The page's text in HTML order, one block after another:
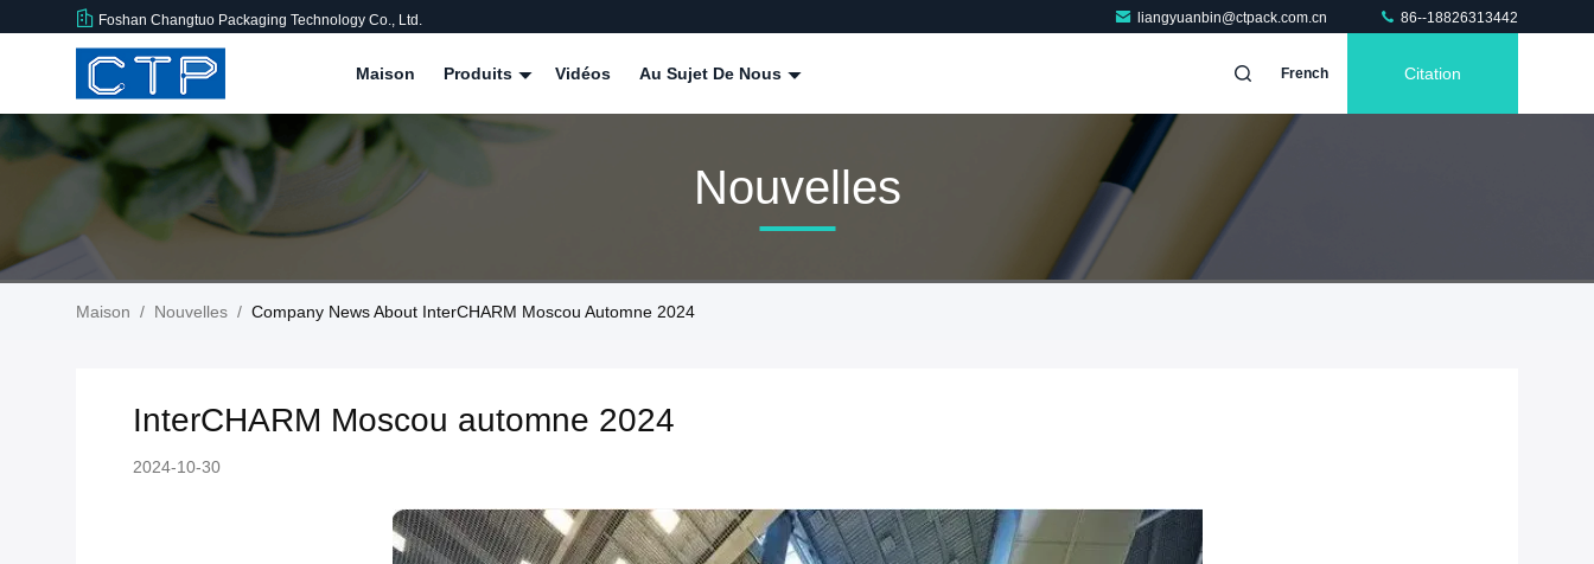
Foshan Changtuo Packaging Technology Co., Ltd. liangyuanbin@ctpack.com.cn 86--18826313442
Maison Produits Vidéos Au Sujet De Nous French Citation
Nouvelles
Maison / Nouvelles / Company News About InterCHARM Moscou Automne 2024
InterCHARM Moscou automne 2024
2024-10-30